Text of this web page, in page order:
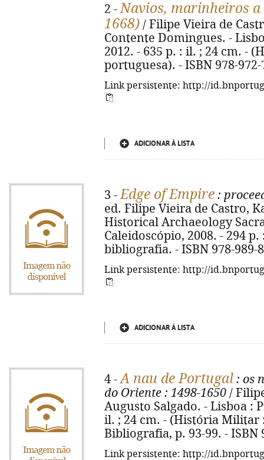
2 -Navios, marinheiros a
1668) / Filipe Vieira de
Contente Domingues. -
2012. - 635 p. : il. ; 24 cm. -
portuguesa). - ISBN 978-972-
Link persistente: http://
ADICIONAR À LISTA
3 -Edge of Empire :
ed. Filipe Vieira de Castro,
Historical Archaeology
Caleidoscópio, 2008. - 294
bibliografia. - ISBN 978-989-
Link persistente: http://
ADICIONAR À LISTA
4 -A nau de Portugal : os
do Oriente : 1498-1650 /
Augusto Salgado. - Lisboa :
il. ; 24 cm. - (História Militar
Bibliografia, p. 93-99. - ISBN
Link persistente: http://